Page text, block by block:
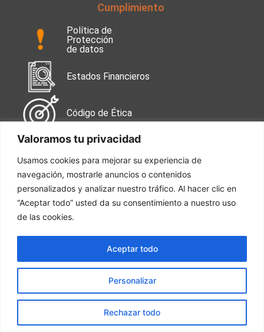
Valoramos tu privacidad
Usamos cookies para mejorar su experiencia de
navegación, mostrarle anuncios o contenidos
personalizados y analizar nuestro tráfico. Al hacer clic en
“Aceptar todo” usted da su consentimiento a nuestro uso
de las cookies.
Personalizar
Rechazar todo
Aceptar todo
Cumplimiento
Política de
Protección
de datos
Estados Financieros
Código de Ética
Calle 99 No. 49-38
Oficina 502
Tel: 601 744 7050
Trabaja con nosotros
© 2026 FORJA EMPRESAS
DESARROLLO POR SAINET INGENIERIA LTDA